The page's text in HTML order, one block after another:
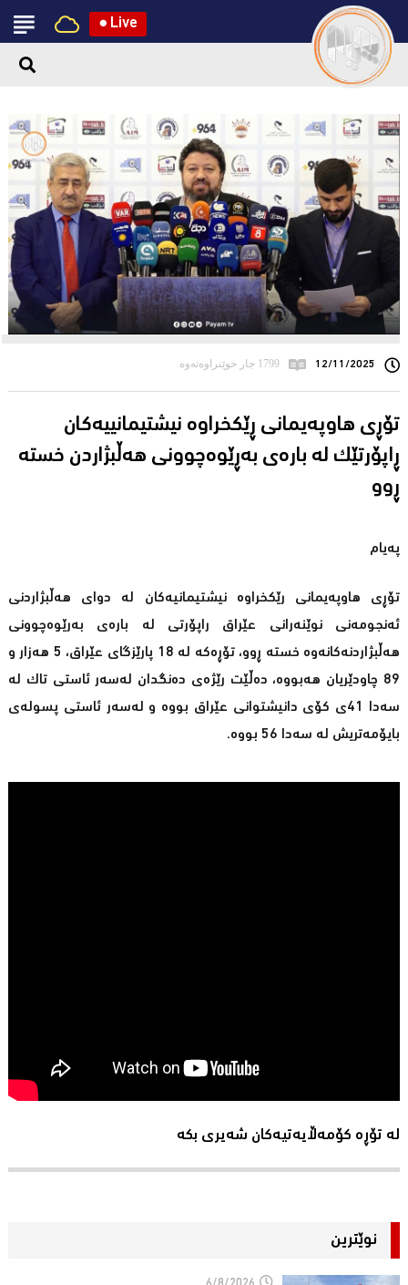
● Live
12/11/2025 1799 جار خوێنراوەتەوە
تۆڕی هاوپەیمانی ڕێكخراوە نیشتیمانییەكان
ڕاپۆرتێك لە بارەی بەڕێوەچوونی هەڵبژاردن خستە
ڕوو
پەیام
تۆڕی هاوپەیمانی رێكخراوە نیشتیمانیەكان لە دوای هەڵبژاردنی
ئەنجومەنی نوێنەرانی عێراق راپۆرتی لە بارەی بەرێوەچوونی
هەڵبژاردنەكانەوە خستە ڕوو، تۆڕەكە لە 18 پارێزگای عێراق، 5 هەزار و
89 چاودێریان هەبووە، دەڵێت رێژەی دەنگدان لەسەر ئاستی تاك لە
سەدا 41ی كۆی دانیشتوانی عێراق بووە و لەسەر ئاستی پسولەی
بایۆمەتریش لە سەدا 56 بووە.
لە تۆڕە کۆمەڵایەتیەکان شەیری بکە
نوێترین